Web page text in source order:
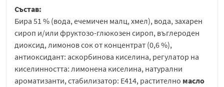
Състав:
Бира 51 % (вода, ечемичен малц, хмел), вода, захарен
сироп и/или фруктозо-глюкозен сироп, въглероден
диоксид, лимонов сок от концентрат (0,6 %),
антиоксидант: аскорбинова киселина, регулатор на
киселинността: лимонена киселина, натурални
ароматизанти, стабилизатор: E414, растително масло